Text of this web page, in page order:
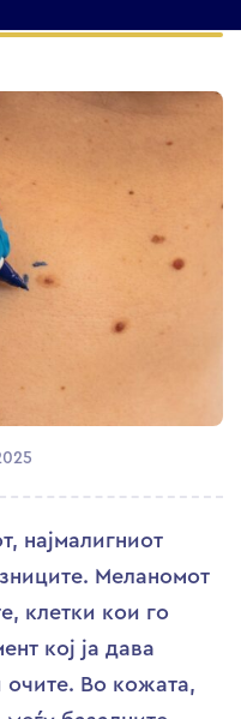
најмалигниот
Меланомот
клетки кои го
кој ја дава
очите. Во кожата,